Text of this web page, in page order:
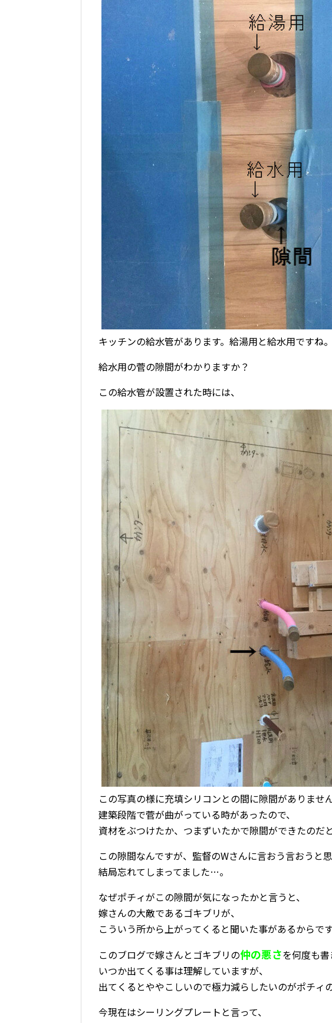
キッチンの給水管があります。給湯用と給水用ですね。
給水用の菅の隙間がわかりますか？
この給水管が設置された時には、
この写真の様に充填シリコンとの間に隙間がありませ
建築段階で菅が曲がっている時があったので、
資材をぶつけたか、つまずいたかで隙間ができたのだと
この隙間なんですが、監督のWさんに言おう言おうと思
結局忘れてしまってました…。
なぜポチィがこの隙間が気になったかと言うと、
嫁さんの大敵であるゴキブリが、
こういう所から上がってくると聞いた事があるからです
このブログで嫁さんとゴキブリの仲の悪さを何度も書
いつか出てくる事は理解していますが、
出てくるとややこしいので極力減らしたいのがポチィの
今現在はシーリングプレートと言って、